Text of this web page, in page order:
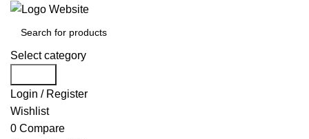
Select category
Login / Register
Wishlist
0 Compare